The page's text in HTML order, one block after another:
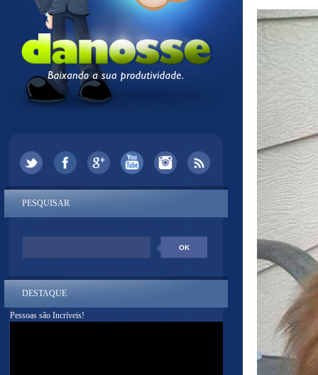
PESQUISAR
DESTAQUE
Pessoas são Incríveis!